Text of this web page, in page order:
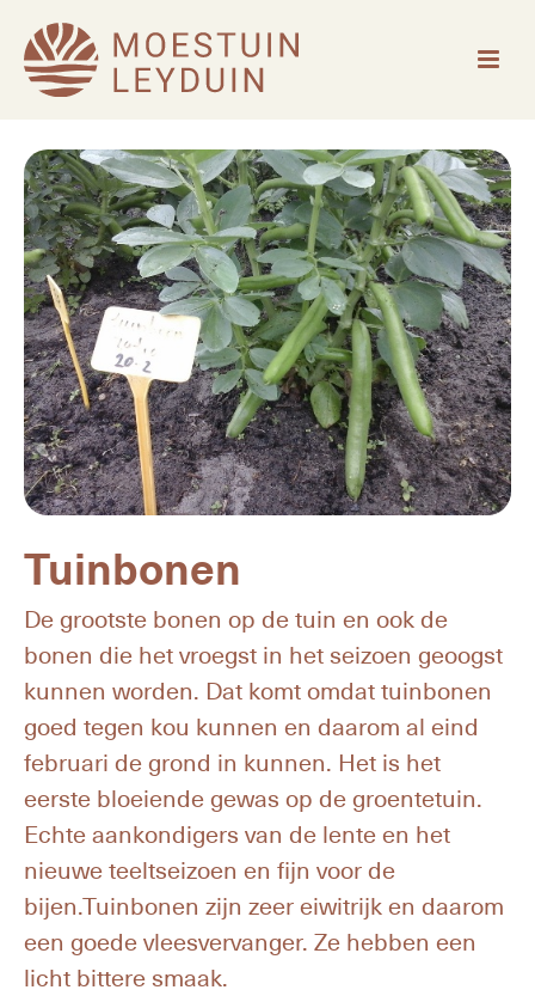
Tuinbonen
De grootste bonen op de tuin en ook de
bonen die het vroegst in het seizoen geoogst
kunnen worden. Dat komt omdat tuinbonen
goed tegen kou kunnen en daarom al eind
februari de grond in kunnen. Het is het
eerste bloeiende gewas op de groentetuin.
Echte aankondigers van de lente en het
nieuwe teeltseizoen en fijn voor de
bijen.Tuinbonen zijn zeer eiwitrijk en daarom
een goede vleesvervanger. Ze hebben een
licht bittere smaak.